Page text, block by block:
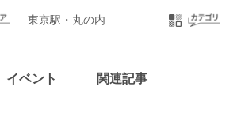
東京駅・丸の内
イベント 関連記事